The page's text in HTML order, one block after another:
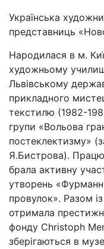
Українська
представниць
Народилася в м.
художньому
Львівському
прикладного
текстилю (1982-
групи «Вольова
постеклектизму»
Я.Бистрова).
брала активну
утворень
провулок». Разом
отримала
фонду Christoph
зберігаються в